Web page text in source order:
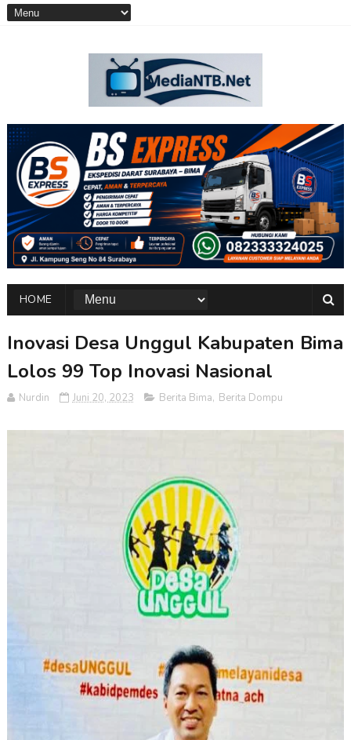
HOME
Inovasi Desa Unggul Kabupaten Bima
Lolos 99 Top Inovasi Nasional
Nurdin Juni 20, 2023 Berita Bima, Berita Dompu